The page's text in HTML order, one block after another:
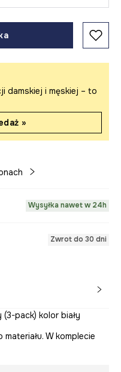
damskiej i męskiej – to
»
Wysyłka nawet w 24h
Zwrot do 30 dni
pack) kolor biały
W komplecie